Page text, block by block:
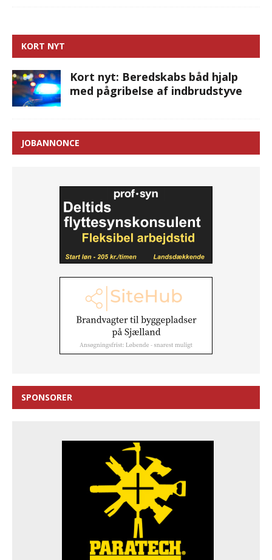
KORT NYT
Kort nyt: Beredskabs båd hjalp
med pågribelse af indbrudstyve
JOBANNONCE
SPONSORER